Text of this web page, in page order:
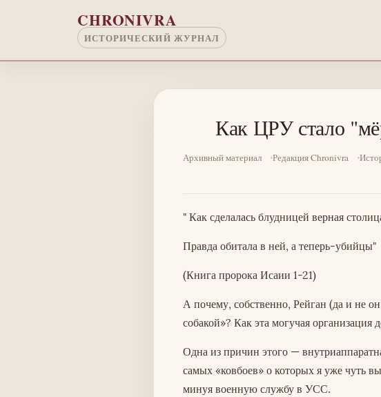
CHRONIVRA
ИСТОРИЧЕСКИЙ ЖУРНАЛ
Как ЦРУ стало
Архивный материал Редакция Chronivra
" Как сделалась блудницей верная
Правда обитала в ней, а теперь-убийцы"
(Книга пророка Исаии 1-21)
А почему, собственно, Рейган (да и не
собакой»? Как эта могучая организация
Одна из причин этого —
самых «ковбоев» о которых я уже чуть
минуя военную службу в УСС.